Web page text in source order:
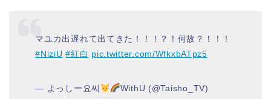
マユカ出遅れて出てきた！！！？！何故？！！！
#NiziU #紅白 pic.twitter.com/WfkxbATpz5
— よっしー요씨
WithU (@Taisho_TV)